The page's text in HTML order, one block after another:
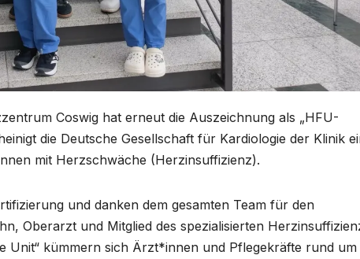
Coswig hat erneut die Auszeichnung als „HFU-
die Deutsche Gesellschaft für Kardiologie der Klinik
mit Herzschwäche (Herzinsuffizienz).
und danken dem gesamten Team für den
Oberarzt und Mitglied des spezialisierten
Unit“ kümmern sich Ärzt*innen und Pflegekräfte rund um